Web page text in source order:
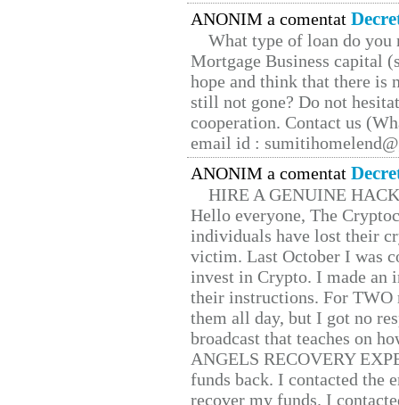
ANONIM a comentat
What type of loan do you
Mortgage Business capital
hope and think that there is
still not gone? Do not
cooperation. Contact us
email id :
ANONIM a comentat
HIRE A GENUINE
Hello everyone, The
individuals have lost their
victim. Last October I was
invest in Crypto. I made
their instructions. For TWO
them all day, but I got no
broadcast that teaches on
ANGELS RECOVERY
funds back. I contacted the
recover my funds. I